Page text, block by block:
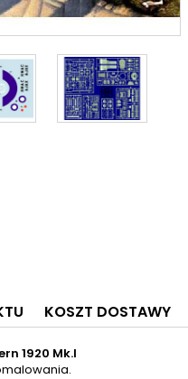
KOSZT DOSTAWY
1920 Mk.I